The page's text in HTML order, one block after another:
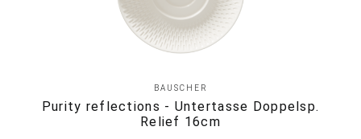
BAUSCHER
Purity reflections - Untertasse Doppelsp.
Relief 16cm